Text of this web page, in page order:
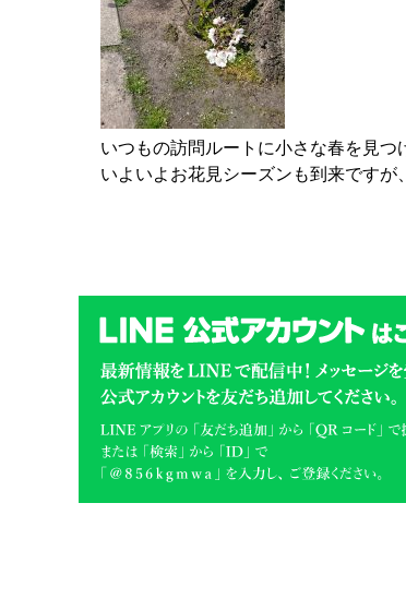
いつもの訪問ルートに小さな春を見つ
いよいよお花見シーズンも到来ですが